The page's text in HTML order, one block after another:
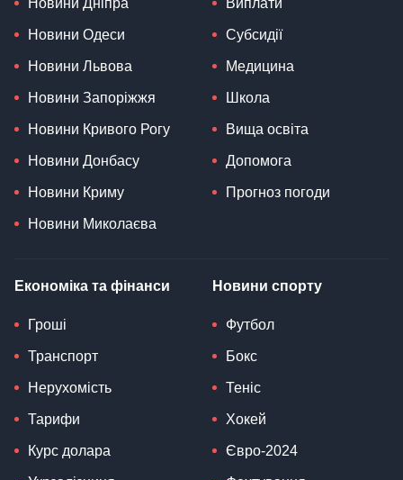
Новини Одеси
Новини Львова
Новини Запоріжжя
Новини Кривого Рогу
Новини Донбасу
Новини Криму
Новини Миколаєва
Субсидії
Медицина
Школа
Вища освіта
Допомога
Прогноз погоди
Економіка та фінанси
Гроші
Транспорт
Нерухомість
Тарифи
Курс долара
Новини спорту
Футбол
Бокс
Теніс
Хокей
Євро-2024